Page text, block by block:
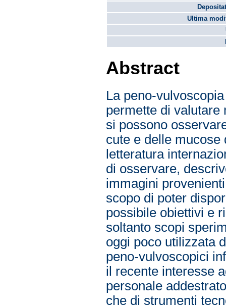
Ultima
Abstract
La peno-
permette di valutare
si possono
cute e delle mucose
letteratura
di osservare,
immagini
scopo di poter
possibile obiettivi e
soltanto scopi
oggi poco utilizzata
peno-vulvoscopici
il recente interesse
personale
che di strumenti